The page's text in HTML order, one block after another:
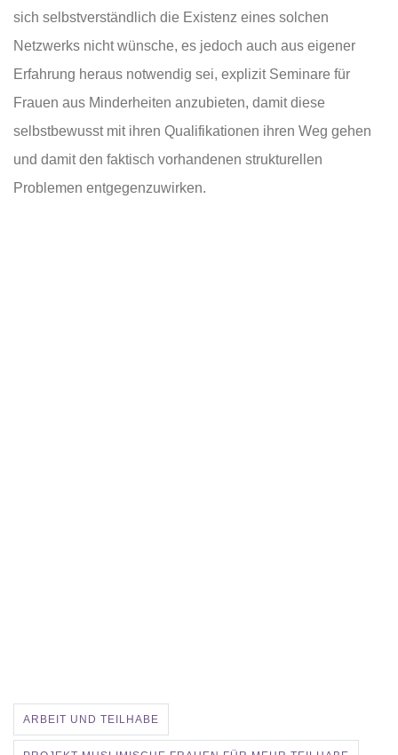
sich selbstverständlich die Existenz eines solchen
Netzwerks nicht wünsche, es jedoch auch aus eigener
Erfahrung heraus notwendig sei, explizit Seminare für
Frauen aus Minderheiten anzubieten, damit diese
selbstbewusst mit ihren Qualifikationen ihren Weg gehen
und damit den faktisch vorhandenen strukturellen
Problemen entgegenzuwirken.
ARBEIT UND TEILHABE